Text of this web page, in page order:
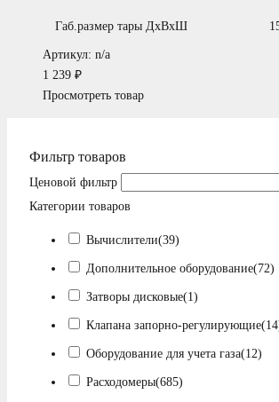
Габ.размер тары ДхВхШ
Артикул: n/a
1 239 ₽
Просмотреть товар
Фильтр товаров
Ценовой фильтр
Категории товаров
Вычислители(39)
Дополнительное оборудование(72)
Затворы дисковые(1)
Клапана запорно-регулирующие
Оборудование для учета газа(12)
Расходомеры(685)